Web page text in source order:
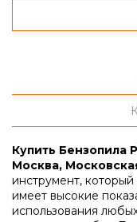
Купить Бензопила
Москва,
инструмент,
имеет высокие
использования